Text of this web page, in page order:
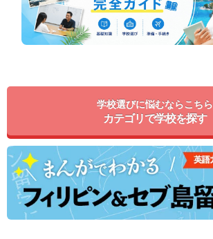
学校選びに悩むならこちら
カテゴリで学校を探す